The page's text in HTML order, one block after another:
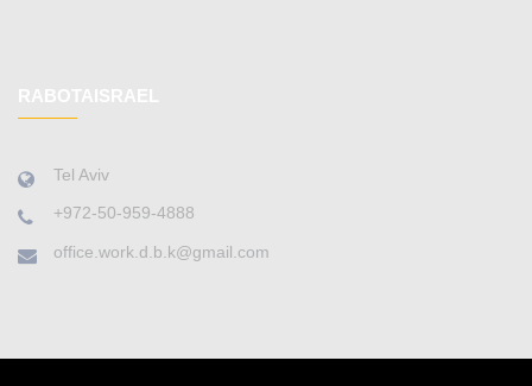
Tel Aviv
+972-50-959-4888
office.work.d.b.k@gmail.com